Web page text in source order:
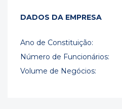
DADOS DA EMPRESA
Ano de Constituição:
Número de Funcionários:
Volume de Negócios: